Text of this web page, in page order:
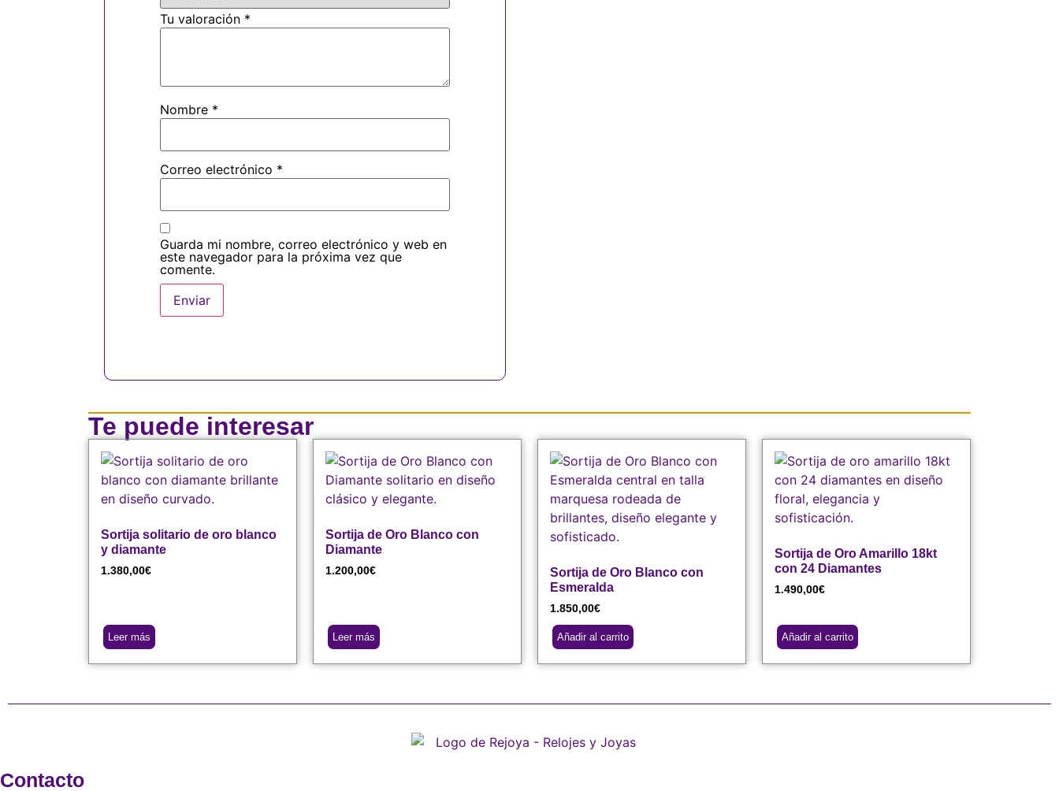
Tu valoración *
Nombre *
Correo electrónico *
Guarda mi nombre, correo electrónico y web en
este navegador para la próxima vez que
comente.
Te puede interesar
Sortija solitario de oro blanco
y diamante
1.380,00€
Leer más
Sortija de Oro Blanco con
Diamante
1.200,00€
Leer más
Sortija de Oro Blanco con
Esmeralda
1.850,00€
Añadir al carrito
Sortija de Oro Amarillo 18kt
con 24 Diamantes
1.490,00€
Añadir al carrito
Contacto